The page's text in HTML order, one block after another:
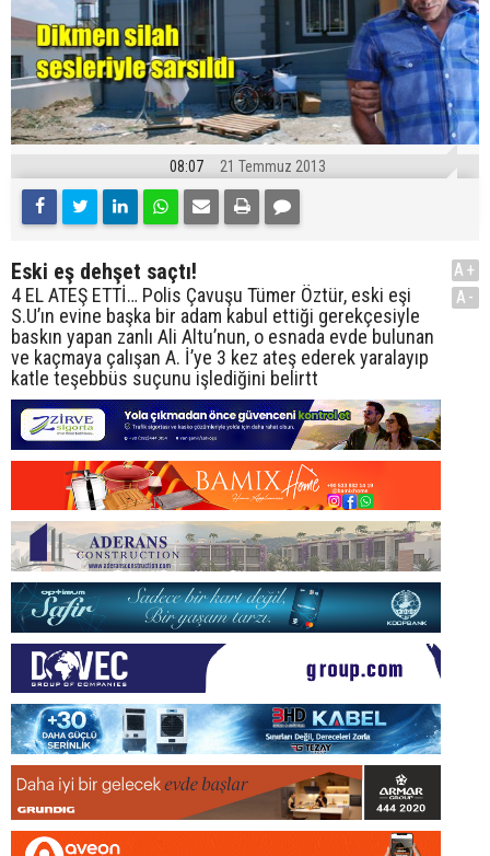
08:07 21 Temmuz 2013
Eski eş dehşet saçtı!
4 EL ATEŞ ETTİ… Polis Çavuşu Tümer Öztür, eski eşi
S.U’ın evine başka bir adam kabul ettiği gerekçesiyle
baskın yapan zanlı Ali Altu’nun, o esnada evde bulunan
ve kaçmaya çalışan A. İ’ye 3 kez ateş ederek yaralayıp
katle teşebbüs suçunu işlediğini belirtt
A+
A-